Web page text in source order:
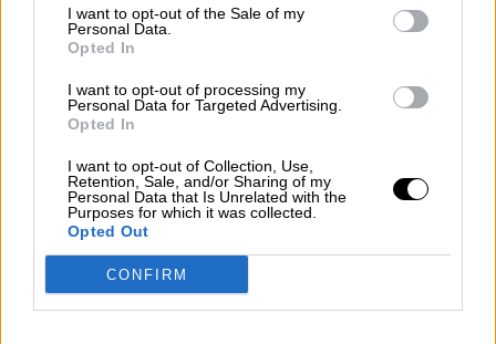
I want to opt-out of the Sale of my
Personal Data.
Opted In
I want to opt-out of processing my
Personal Data for Targeted Advertising.
Opted In
I want to opt-out of Collection, Use,
Retention, Sale, and/or Sharing of my
Personal Data that Is Unrelated with the
Purposes for which it was collected.
Opted Out
CONFIRM
Por Álvaro Frutos Rosado y Gabinete
Geopolítica de Crisis
Reconquista leonesa
Clara Campoamor: Mi sueño,
mi pesadilla
Por María Pérez Herrero